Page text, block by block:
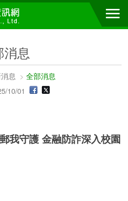
消息
息 >全部消息
10/01
我守護 金融防詐深入校園